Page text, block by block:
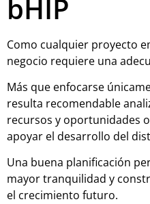
bHIP
Como cualquier proyecto
negocio requiere una
Más que enfocarse
resulta recomendable
recursos y oportunidades
apoyar el desarrollo del
Una buena planificación
mayor tranquilidad y
el crecimiento futuro.